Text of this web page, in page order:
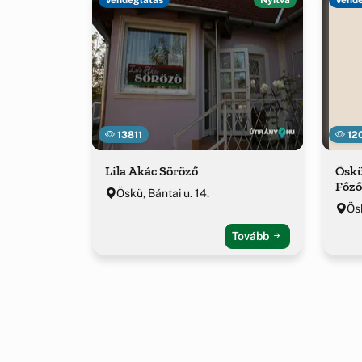
13811
Lila Akác Söröző
Öskü, Bántai u. 14.
Tovább